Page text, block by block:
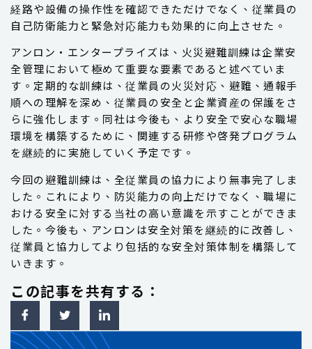
経路や設備の操作性を確認できただけでなく、従業員の
自己防衛能力と緊急対応能力も効果的に向上させた。
アンロン・エンタープライズは、火災避難訓練は企業安
全管理において極めて重要な要素であると述べていま
す。定期的な訓練は、従業員の火災対応、避難、通報手
順への理解を深め、従業員の安全と企業資産の保護をさ
らに強化します。同社は今後も、より安全で安心な職場
環境を構築するために、関連する研修や啓発プログラム
を継続的に実施していく予定です。
今回の避難訓練は、全従業員の協力により無事完了しま
した。これにより、防災能力の向上だけでなく、職場に
おける安全に対する当社の高い意識を示すことができま
した。今後も、アンロンは安全対策を継続的に改善し、
従業員と協力してより包括的な安全対策体制を構築して
いきます。
この記事を共有する：